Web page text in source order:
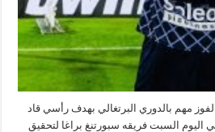
مهم بالدوري البرتغالي بهدف رأسي قاد
اليوم السبت فريقه سبورتنغ براغا لتحقيق